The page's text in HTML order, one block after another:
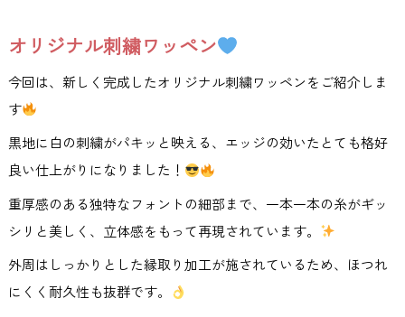
オリジナル刺繍ワッペン
今回は、新しく完成したオリジナル刺繍ワッペンをご紹介しま
す
黒地に白の刺繍がパキッと映える、エッジの効いたとても格好
良い仕上がりになりました！
重厚感のある独特なフォントの細部まで、一本一本の糸がギッ
シリと美しく、立体感をもって再現されています。
外周はしっかりとした縁取り加工が施されているため、ほつれ
にくく耐久性も抜群です。